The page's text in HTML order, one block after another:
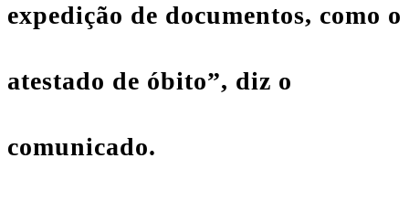
expedição de documentos, como o
atestado de óbito”, diz o
comunicado.